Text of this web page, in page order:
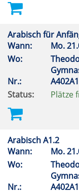
Arabisch für
Wann:
Mo.
Wo:
Nr.:
Status:
Plätze
Arabisch A1.2
Wann:
Mo.
Wo:
Nr.: